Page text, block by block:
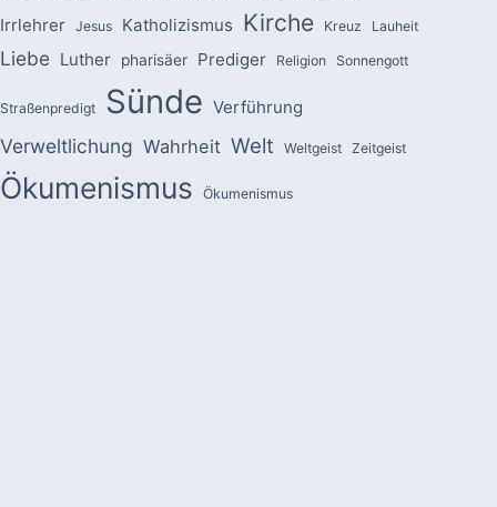
Irrlehrer Jesus Katholizismus Kirche Kreuz Lauheit
Liebe Luther pharisäer Prediger Religion Sonnengott
Straßenpredigt Sünde Verführung
Verweltlichung Wahrheit Welt Weltgeist Zeitgeist
Ökumenismus Ökumenismus